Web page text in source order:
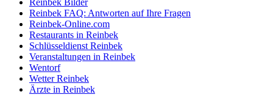
Reinbek FAQ: Antworten auf Ihre Fragen
Reinbek-Online.com
Restaurants in Reinbek
Schlüsseldienst Reinbek
Veranstaltungen in Reinbek
Wentorf
Wetter Reinbek
Ärzte in Reinbek